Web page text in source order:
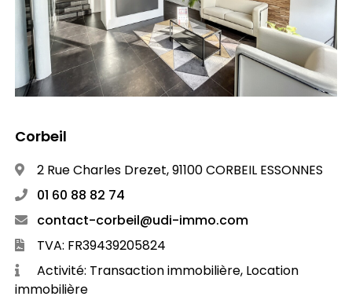
Corbeil
2 Rue Charles Drezet, 91100 CORBEIL ESSONNES
01 60 88 82 74
contact-corbeil@udi-immo.com
TVA: FR39439205824
Activité: Transaction immobilière, Location
immobilière